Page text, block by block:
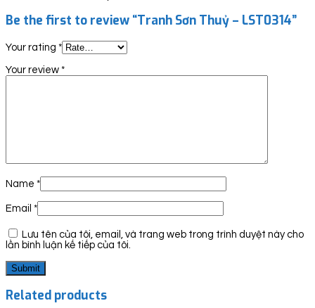
Be the first to review “Tranh Sơn Thuỷ – LST0314”
Your rating *
Your review *
Name *
Email *
Lưu tên của tôi, email, và trang web trong trình duyệt này cho
lần bình luận kế tiếp của tôi.
Related products